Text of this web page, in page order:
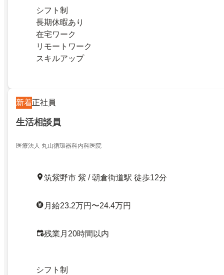
シフト制
長期休暇あり
在宅ワーク
リモートワーク
スキルアップ
新着正社員
生活相談員
医療法人 丸山循環器科内科医院
筑紫野市 紫 / 朝倉街道駅 徒歩12分
月給23.2万円〜24.4万円
残業月20時間以内
シフト制